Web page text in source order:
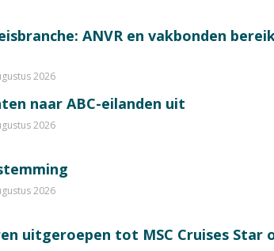
ANVR en vakbonden
2026
naar ABC-eilanden uit
2026
2026
uitgeroepen tot MSC Cruises Star